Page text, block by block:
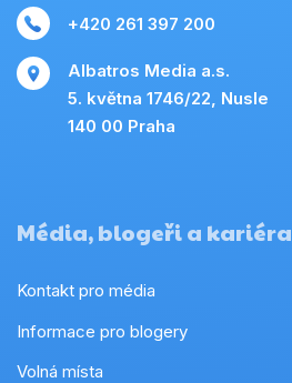
+420 261 397 200
Albatros Media a.s.
5. května 1746/22, Nusle
140 00 Praha
Média, blogeři a kariéra
Kontakt pro média
Informace pro blogery
Volná místa